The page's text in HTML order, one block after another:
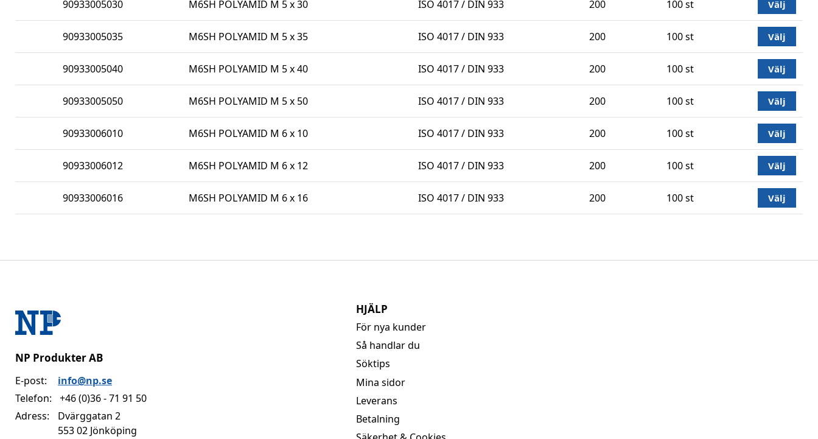
90933005030 M6SH POLYAMID M 5 x 30 ISO 4017 / DIN 933 200 100 st Välj
90933005035 M6SH POLYAMID M 5 x 35 ISO 4017 / DIN 933 200 100 st Välj
90933005040 M6SH POLYAMID M 5 x 40 ISO 4017 / DIN 933 200 100 st Välj
90933005050 M6SH POLYAMID M 5 x 50 ISO 4017 / DIN 933 200 100 st Välj
90933006010 M6SH POLYAMID M 6 x 10 ISO 4017 / DIN 933 200 100 st Välj
90933006012 M6SH POLYAMID M 6 x 12 ISO 4017 / DIN 933 200 100 st Välj
90933006016 M6SH POLYAMID M 6 x 16 ISO 4017 / DIN 933 200 100 st Välj
NP Produkter AB
E-post:
info@np.se
Telefon:
+46 (0)36 - 71 91 50
Adress:
Dvärggatan 2
553 02 Jönköping
HJÄLP
För nya kunder
Så handlar du
Söktips
Mina sidor
Leverans
Betalning